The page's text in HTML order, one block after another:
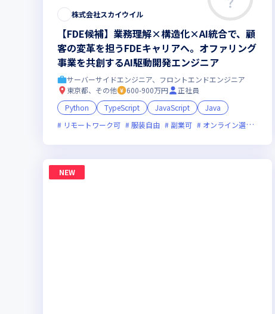
株式会社スカイウイル
【FDE候補】業務理解×構造化×AI統合で、顧
客の変革を担うFDEキャリアへ。オファリング
事業を共創するAI駆動開発エンジニア
サーバーサイドエンジニア、フロントエンドエンジニア
東京都、その他
600-900万円
正社員
Python
TypeScript JavaScript
Java
リモートワーク可
服装自由 副業可 オンライン選考可
NEW